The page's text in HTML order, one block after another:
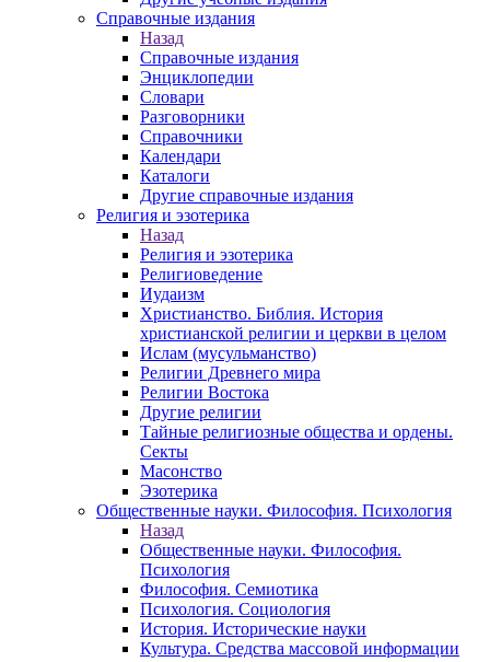
Справочные издания
Назад
Справочные издания
Энциклопедии
Словари
Разговорники
Справочники
Календари
Каталоги
Другие справочные издания
Религия и эзотерика
Назад
Религия и эзотерика
Религиоведение
Иудаизм
Христианство. Библия. История
христианской религии и церкви в целом
Ислам (мусульманство)
Религии Древнего мира
Религии Востока
Другие религии
Тайные религиозные общества и ордены.
Секты
Масонство
Эзотерика
Общественные науки. Философия. Психология
Назад
Общественные науки. Философия.
Психология
Философия. Семиотика
Психология. Социология
История. Исторические науки
Культура. Средства массовой информации